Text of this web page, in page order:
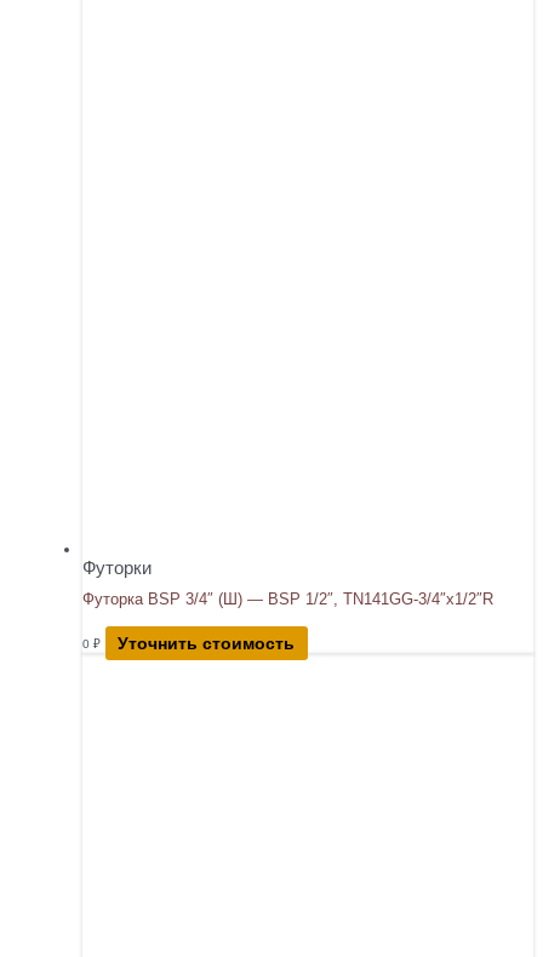
Футорки
Футорка BSP 3/4″ (Ш) — BSP 1/2″, TN141GG-3/4″x1/2″R
0 ₽ Уточнить стоимость